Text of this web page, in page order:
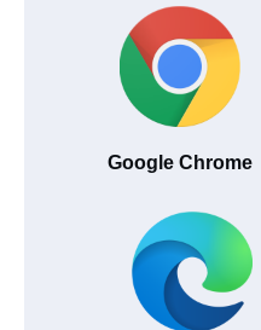
Google Chrome